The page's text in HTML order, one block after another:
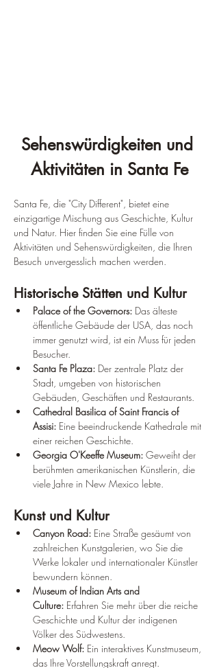
Sehenswürdigkeiten und
Aktivitäten in Santa Fe
Santa Fe, die "City Different", bietet eine
einzigartige Mischung aus Geschichte, Kultur
und Natur. Hier finden Sie eine Fülle von
Aktivitäten und Sehenswürdigkeiten, die Ihren
Besuch unvergesslich machen werden.
Historische Stätten und Kultur
Palace of the Governors: Das älteste
öffentliche Gebäude der USA, das noch
immer genutzt wird, ist ein Muss für jeden
Besucher.
Santa Fe Plaza: Der zentrale Platz der
Stadt, umgeben von historischen
Gebäuden, Geschäften und Restaurants.
Cathedral Basilica of Saint Francis of
Assisi: Eine beeindruckende Kathedrale mit
einer reichen Geschichte.
Georgia O'Keeffe Museum: Geweiht der
berühmten amerikanischen Künstlerin, die
viele Jahre in New Mexico lebte.
Kunst und Kultur
Canyon Road: Eine Straße gesäumt von
zahlreichen Kunstgalerien, wo Sie die
Werke lokaler und internationaler Künstler
bewundern können.
Museum of Indian Arts and
Culture: Erfahren Sie mehr über die reiche
Geschichte und Kultur der indigenen
Völker des Südwestens.
Meow Wolf: Ein interaktives Kunstmuseum,
das Ihre Vorstellungskraft anregt.